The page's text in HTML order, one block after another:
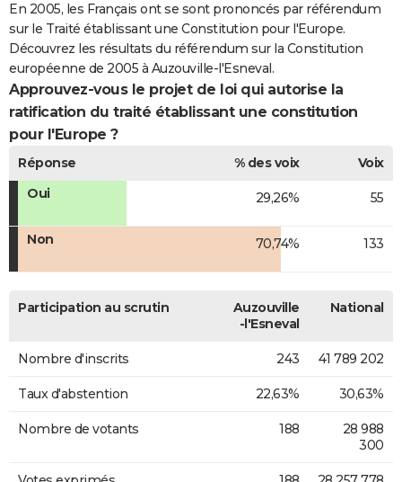
FORUM
Bricolage
Lifestyle
Culture
Sport
Auto
Television
Voyage
Cinema
En 2005, les Français ont se sont prononcés par référendum
sur le Traité établissant une Constitution pour l'Europe.
Découvrez les résultats du référendum sur la Constitution
européenne de 2005 à Auzouville-l'Esneval.
Approuvez-vous le projet de loi qui autorise la
ratification du traité établissant une constitution
pour l'Europe ?
Réponse % des voix
Voix
Oui
29,26% 55
Non 70,74% 133
Participation au scrutin
Auzouville
-l'Esneval
National
Nombre d'inscrits 243 41 789 202
Taux d'abstention 22,63% 30,63%
Nombre de votants 188
28 988
300